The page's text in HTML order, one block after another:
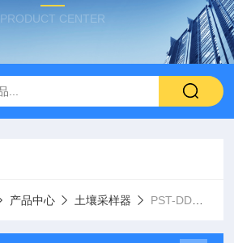
PRODUCT CENTER
产品中心 土壤采样器 PST-DD电动土壤采样器